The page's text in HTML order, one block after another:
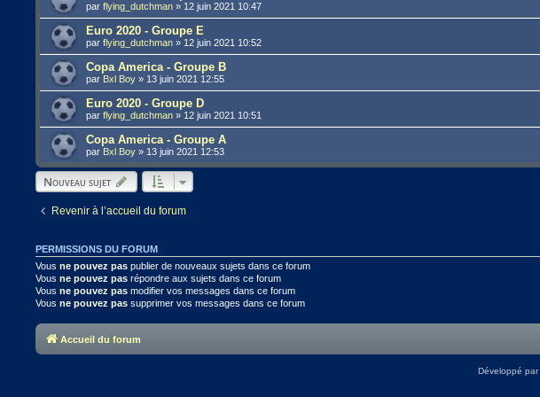
parflying_dutchman » 12 juin 2021 10:47
Euro 2020 - Groupe E
parflying_dutchman » 12 juin 2021 10:52
Copa America - Groupe B
par Bxl Boy » 13 juin 2021 12:55
Euro 2020 - Groupe D
parflying_dutchman » 12 juin 2021 10:51
Copa America - Groupe A
par Bxl Boy » 13 juin 2021 12:53
Nouveau sujet
Revenir à l’accueil du forum
PERMISSIONS DU FORUM
Vousne pouvez pas publier de nouveaux sujets dans ce forum
Vousne pouvez pas répondre aux sujets dans ce forum
Vousne pouvez pas modifier vos messages dans ce forum
Vousne pouvez pas supprimer vos messages dans ce forum
Accueil du forum
Développé par